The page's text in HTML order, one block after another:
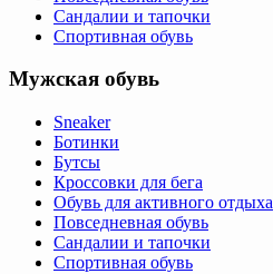
Сандалии и тапочки
Спортивная обувь
Мужская обувь
Sneaker
Ботинки
Бутсы
Кроссовки для бега
Обувь для активного отдыха
Повседневная обувь
Сандалии и тапочки
Спортивная обувь